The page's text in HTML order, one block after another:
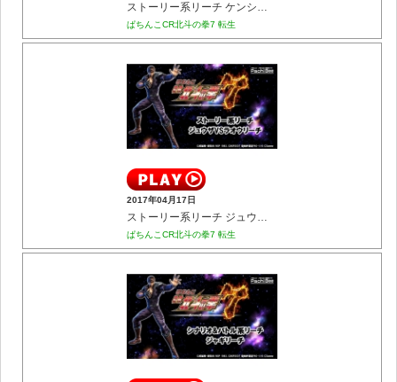
ストーリー系リーチ ケンシロウVSカイオウリーチ
ぱちんこCR北斗の拳7 転生
2017年04月17日
ストーリー系リーチ ジュウザVSラオウリーチ
ぱちんこCR北斗の拳7 転生